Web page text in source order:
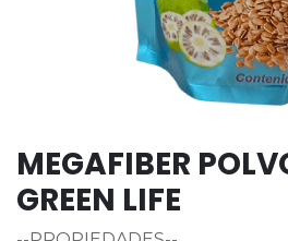
MEGAFIBER
GREEN LIFE